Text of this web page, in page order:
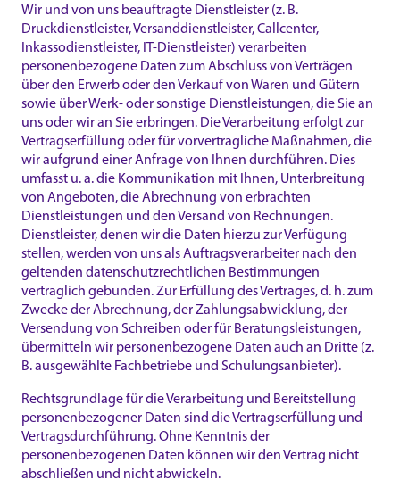
Wir und von uns beauftragte Dienstleister (z. B.
Druckdienstleister, Versanddienstleister, Callcenter,
Inkassodienstleister, IT-Dienstleister) verarbeiten
personenbezogene Daten zum Abschluss von Verträgen
über den Erwerb oder den Verkauf von Waren und Gütern
sowie über Werk- oder sonstige Dienstleistungen, die Sie an
uns oder wir an Sie erbringen. Die Verarbeitung erfolgt zur
Vertragserfüllung oder für vorvertragliche Maßnahmen, die
wir aufgrund einer Anfrage von Ihnen durchführen. Dies
umfasst u. a. die Kommunikation mit Ihnen, Unterbreitung
von Angeboten, die Abrechnung von erbrachten
Dienstleistungen und den Versand von Rechnungen.
Dienstleister, denen wir die Daten hierzu zur Verfügung
stellen, werden von uns als Auftragsverarbeiter nach den
geltenden datenschutzrechtlichen Bestimmungen
vertraglich gebunden. Zur Erfüllung des Vertrages, d. h. zum
Zwecke der Abrechnung, der Zahlungsabwicklung, der
Versendung von Schreiben oder für Beratungsleistungen,
übermitteln wir personenbezogene Daten auch an Dritte (z.
B. ausgewählte Fachbetriebe und Schulungsanbieter).
Rechtsgrundlage für die Verarbeitung und Bereitstellung
personenbezogener Daten sind die Vertragserfüllung und
Vertragsdurchführung. Ohne Kenntnis der
personenbezogenen Daten können wir den Vertrag nicht
abschließen und nicht abwickeln.